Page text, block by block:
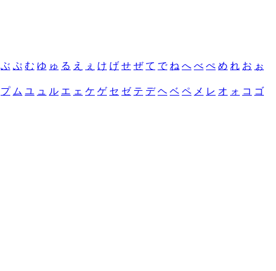
ぶ ぷ む ゆ ゅ る え ぇ け げ せ ぜ て で ね へ べ ぺ め れ お ぉ
プ ム ユ ュ ル エ ェ ケ ゲ セ ゼ テ デ ヘ ベ ペ メ レ オ ォ コ ゴ